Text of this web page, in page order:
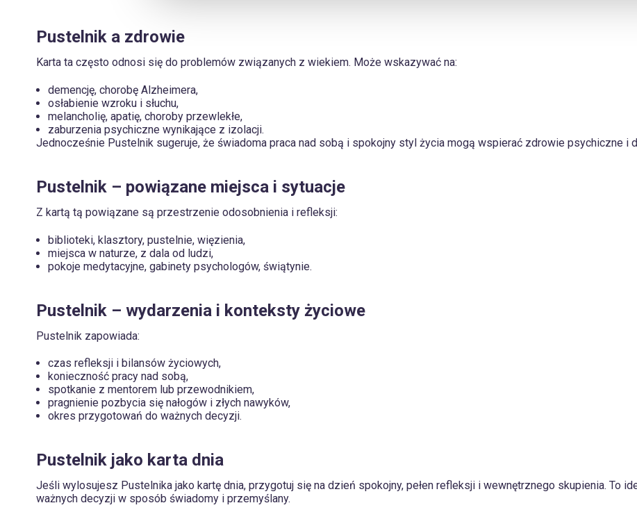
Pustelnik a zdrowie
Karta ta często odnosi się do problemów związanych z wiekiem. Może wskazywać na:
demencję, chorobę Alzheimera,
osłabienie wzroku i słuchu,
melancholię, apatię, choroby przewlekłe,
zaburzenia psychiczne wynikające z izolacji.
Jednocześnie Pustelnik sugeruje, że świadoma praca nad sobą i spokojny styl życia mogą wspierać zdrowie psychiczne i
Pustelnik – powiązane miejsca i sytuacje
Z kartą tą powiązane są przestrzenie odosobnienia i refleksji:
biblioteki, klasztory, pustelnie, więzienia,
miejsca w naturze, z dala od ludzi,
pokoje medytacyjne, gabinety psychologów, świątynie.
Pustelnik – wydarzenia i konteksty życiowe
Pustelnik zapowiada:
czas refleksji i bilansów życiowych,
konieczność pracy nad sobą,
spotkanie z mentorem lub przewodnikiem,
pragnienie pozbycia się nałogów i złych nawyków,
okres przygotowań do ważnych decyzji.
Pustelnik jako karta dnia
Jeśli wylosujesz Pustelnika jako kartę dnia, przygotuj się na dzień spokojny, pełen refleksji i wewnętrznego skupienia. To
ważnych decyzji w sposób świadomy i przemyślany.